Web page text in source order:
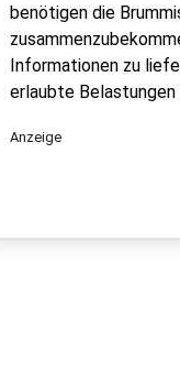
benötigen die
Informationen zu
erlaubte
Anzeige